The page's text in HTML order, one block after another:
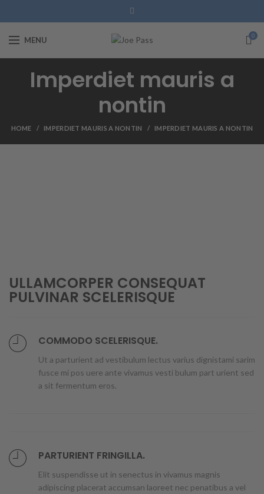
MENU 0
Imperdiet mauris a
nontin
HOME IMPERDIET MAURIS A NONTIN IMPERDIET MAURIS A NONTIN
ULLAMCORPER CONSEQUAT
PULVINAR SCELERISQUE
COMMODO SCELERISQUE.
Ut a parturient ad vestibulum lectus varius dignistami sarim
fusce mi pos uere ante vivamus vesti bulum part urient sed
a sit fermentum eros.
PARTURIENT FRINGILLA.
Elit suspendisse ut in senectus in vivamus magnis
adipiscing placerat accumsan laoreet nec penatibus a vel